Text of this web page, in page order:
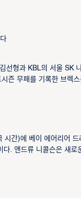
선형과 KBL의 서울 SK
즌 무패를 기록한 브렉
간)에 베이 에어리어
. 앤드류 니콜슨은 새